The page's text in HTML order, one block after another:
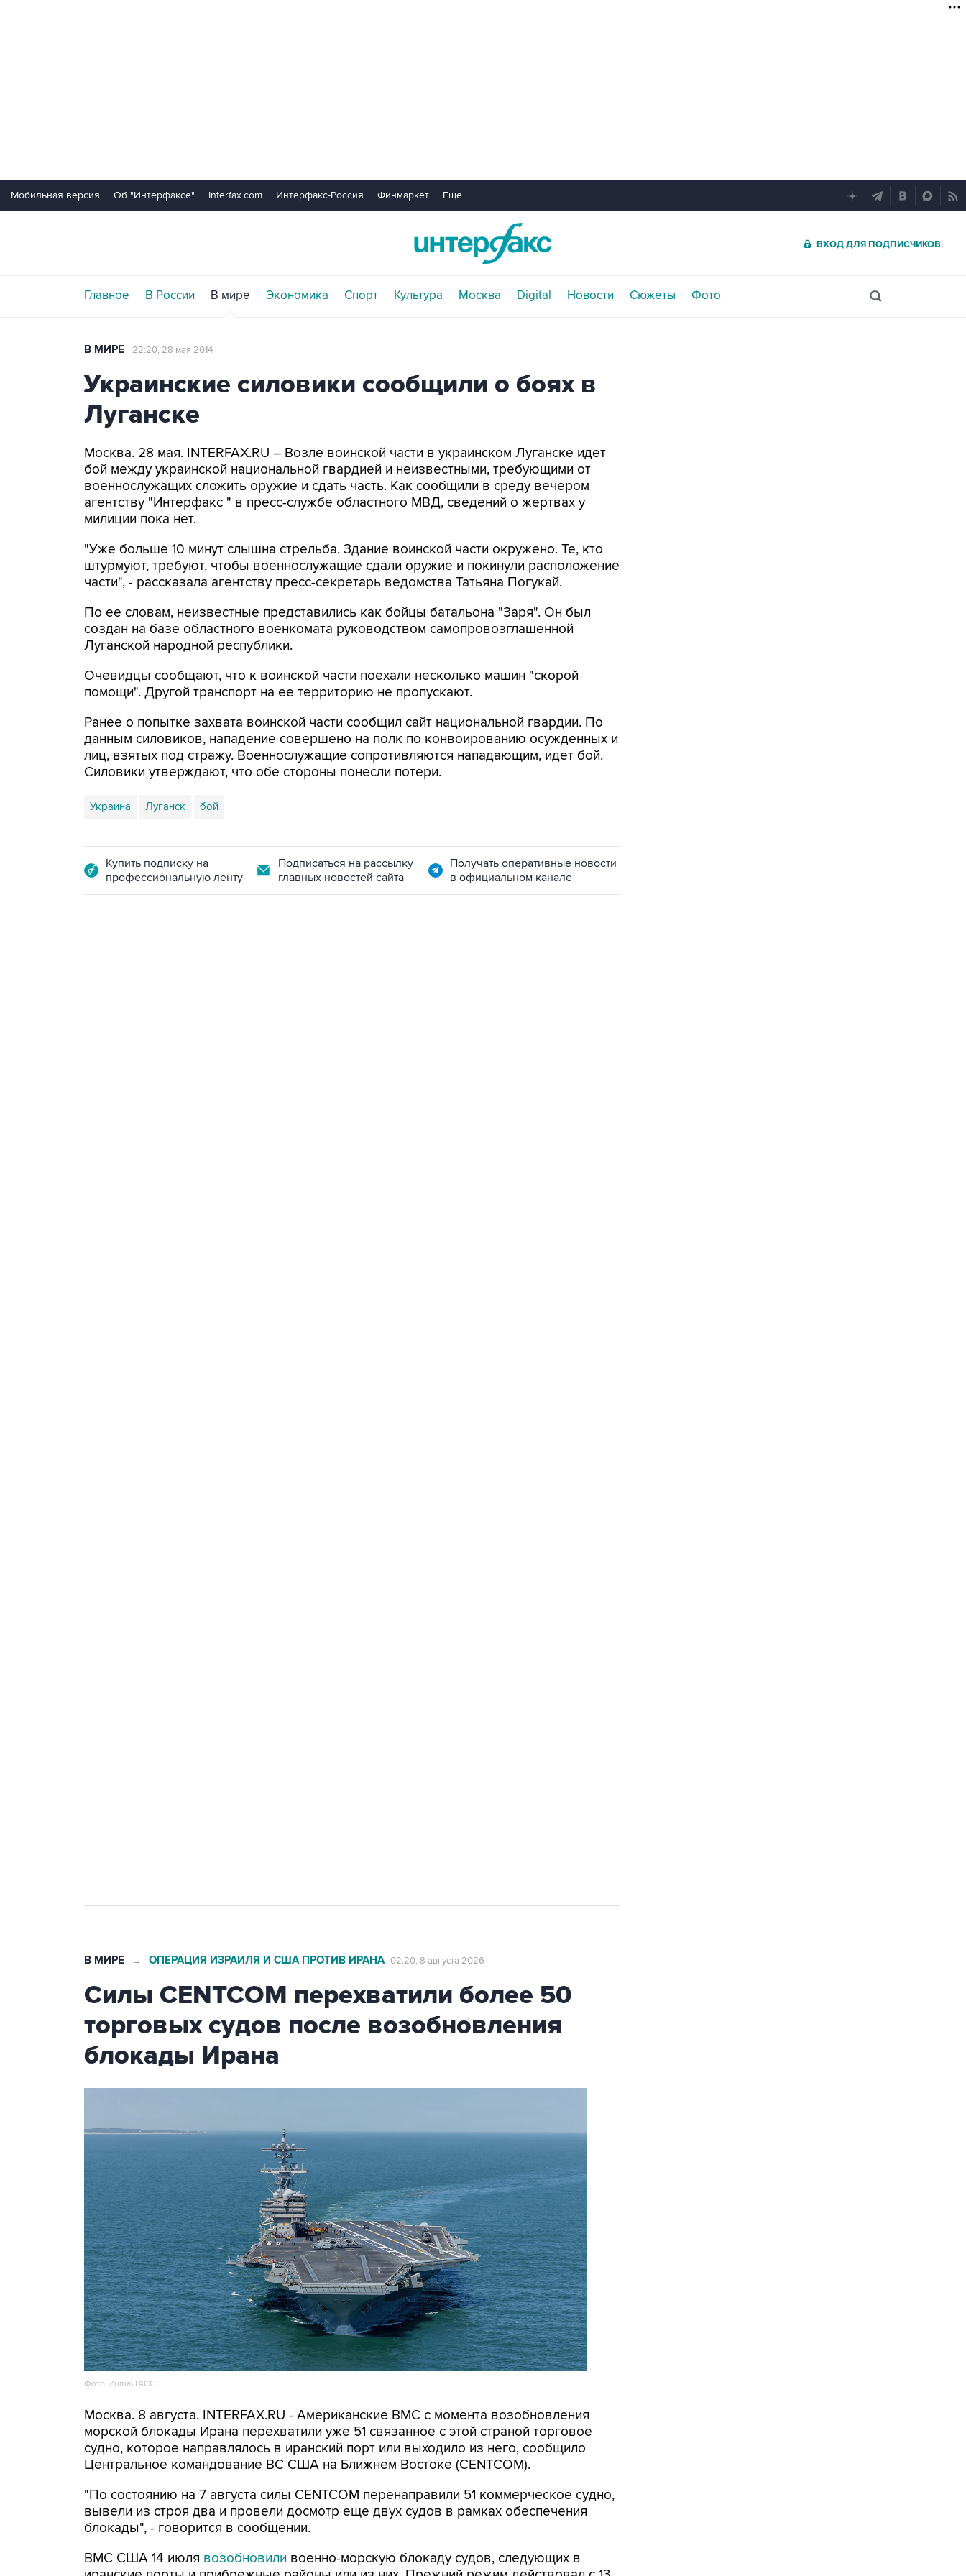
Мобильная версия Об "Интерфаксе" Interfax.com Интерфакс-Россия Финмаркет Еще...
ВХОД ДЛЯ ПОДПИСЧИКОВ
Главное В России В мире Экономика Спорт Культура Москва Digital Новости Сюжеты Фото
В МИРЕ 22:20, 28 мая 2014
Украинские силовики сообщили о боях в
Луганске
Москва. 28 мая. INTERFAX.RU – Возле воинской части в украинском Луганске идет
бой между украинской национальной гвардией и неизвестными, требующими от
военнослужащих сложить оружие и сдать часть. Как сообщили в среду вечером
агентству "Интерфакс " в пресс-службе областного МВД, сведений о жертвах у
милиции пока нет.
"Уже больше 10 минут слышна стрельба. Здание воинской части окружено. Те, кто
штурмуют, требуют, чтобы военнослужащие сдали оружие и покинули расположение
части", - рассказала агентству пресс-секретарь ведомства Татьяна Погукай.
По ее словам, неизвестные представились как бойцы батальона "Заря". Он был
создан на базе областного военкомата руководством самопровозглашенной
Луганской народной республики.
Очевидцы сообщают, что к воинской части поехали несколько машин "скорой
помощи". Другой транспорт на ее территорию не пропускают.
Ранее о попытке захвата воинской части сообщил сайт национальной гвардии. По
данным силовиков, нападение совершено на полк по конвоированию осужденных и
лиц, взятых под стражу. Военнослужащие сопротивляются нападающим, идет бой.
Силовики утверждают, что обе стороны понесли потери.
Украина Луганск бой
Купить подписку на
профессиональную ленту
Подписаться на рассылку
главных новостей сайта
Получать оперативные новости
в официальном канале
В МИРЕ → ОПЕРАЦИЯ ИЗРАИЛЯ И США ПРОТИВ ИРАНА 02:20, 8 августа 2026
Силы CENTCOM перехватили более 50
торговых судов после возобновления
блокады Ирана
Фото: Zuma\ТАСС
Москва. 8 августа. INTERFAX.RU - Американские ВМС с момента возобновления
морской блокады Ирана перехватили уже 51 связанное с этой страной торговое
судно, которое направлялось в иранский порт или выходило из него, сообщило
Центральное командование ВС США на Ближнем Востоке (CENTCOM).
"По состоянию на 7 августа силы CENTCOM перенаправили 51 коммерческое судно,
вывели из строя два и провели досмотр еще двух судов в рамках обеспечения
блокады", - говорится в сообщении.
ВМС США 14 июля возобновили военно-морскую блокаду судов, следующих в